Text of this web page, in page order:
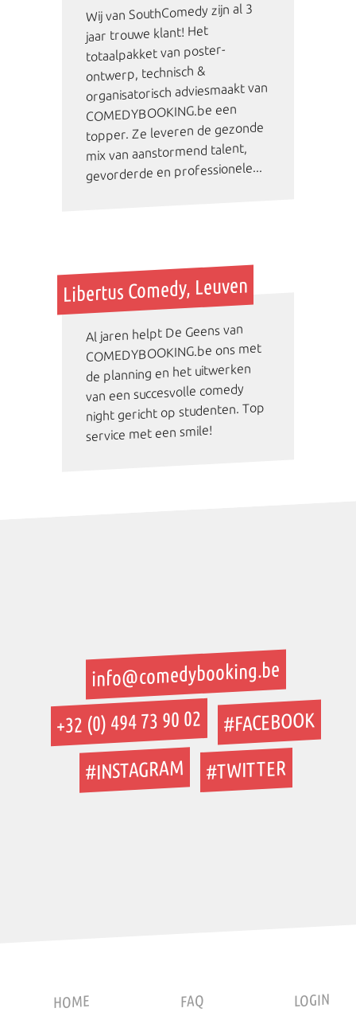
Wij van SouthComedy zijn al 3
jaar trouwe klant! Het
totaalpakket van poster-
ontwerp, technisch &
organisatorisch adviesmaakt van
COMEDYBOOKING.be een
topper. Ze leveren de gezonde
mix van aanstormend talent,
gevorderde en professionele...
Libertus Comedy, Leuven
Al jaren helpt De Geens van
COMEDYBOOKING.be ons met
de planning en het uitwerken
van een succesvolle comedy
night gericht op studenten. Top
service met een smile!
info@comedybooking.be
+32 (0) 494 73 90 02 #FACEBOOK
#INSTAGRAM #TWITTER
HOME FAQ LOGIN